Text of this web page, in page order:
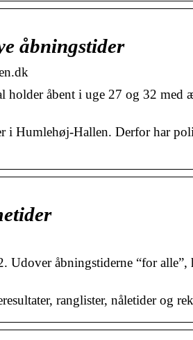
åbningstider
åbent i uge 27 og 32 med
i Humlehøj-Hallen. Derfor har
åbningstiderne “for alle”,
ranglister, nåletider og